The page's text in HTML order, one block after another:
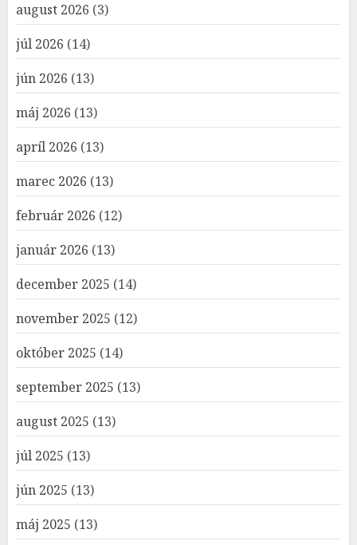
august 2026 (3)
júl 2026 (14)
jún 2026 (13)
máj 2026 (13)
apríl 2026 (13)
marec 2026 (13)
február 2026 (12)
január 2026 (13)
december 2025 (14)
november 2025 (12)
október 2025 (14)
september 2025 (13)
august 2025 (13)
júl 2025 (13)
jún 2025 (13)
máj 2025 (13)